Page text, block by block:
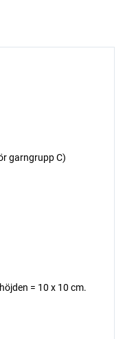
garngrupp C)
= 10 x 10 cm.